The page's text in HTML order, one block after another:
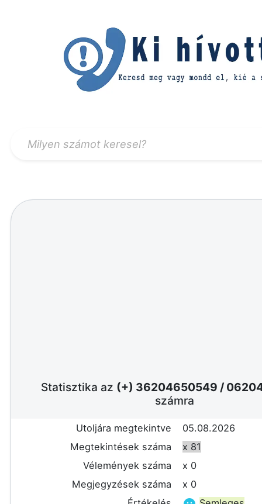
Statisztika az (+) 36204650549 /
számra
Utoljára megtekintve
05.08.2026
Megtekintések száma
x 81
Vélemények száma
x 0
Megjegyzések száma
x 0